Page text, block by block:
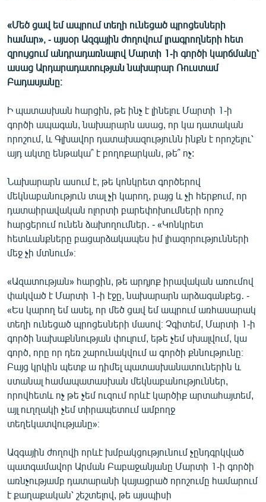
ՏԵՍԱՆՅՈՒԹԵՐ
ԲԱՆԱՎԵՃ
ՁԳՏԵԼՈՎ ԼԱՎԱԳՈՒՅՆԻՆ
ՓՈԴՔԱՍԹ
Հայերեն
English
ՀԵՏԵՎԵՔ ՄԵԶ
«Ազատության» բոլոր կայքերը
«Մեծ ցավ եմ ապրում տեղի ունեցած պրոցեսների
համար», - այսօր Ազգային ժողովում լրագրողների հետ
զրույցում անդրադառնալով Մարտի 1-ի գործի կարճմանը՝
ասաց Արդարադատության նախարար Ռուստամ
Բադասյանը։
Ի պատասխան հարցին, թե ինչ է լինելու Մարտի 1-ի
գործի ապագան, նախարարն ասաց, որ կա դատական
որոշում, և Գլխավոր դատախազությունն ինքն է որոշելու՝
այդ ակտը ենթակա՞ է բողոքարկան, թե՞ ոչ:
Նախարարն ասում է, թե կոնկրետ գործերով
մեկնաբանություն տալ չի կարող, բայց և չի հերքում, որ
դատաիրավական ոլորտի բարեփոխումների որոշ
հարցերում ունեն ձախողումներ․ - «Կոնկրետ
հետևանքները բացարձակապես իմ լիազորությունների
մեջ չի մտնում»։
«Ազատության» հարցին, թե արդյոք իրավական առումով
փակված է Մարտի 1-ի էջը, նախարարն արձագանքեց․ -
«Ես կարող եմ ասել, որ մեծ ցավ եմ ապրում առհասարակ
տեղի ունեցած պրոցեսների մասով։ Չգիտեմ, Մարտի 1-ի
գործի նախաքննության փուլում, եթե չեմ սխալվում, կա
գործ, որը որ դեռ շարունակվում ա գործի քննությունը։
Բայց կրկին պետք ա դիմել պատասխանատուներին և
ստանալ համապատասխան մեկնաբանություններ,
որովհետև ոչ թե չեմ ուզում որևէ կարծիք արտահայտեմ,
այլ ուղղակի չեմ տիրապետում ամբողջ
տեղեկատվությանը»։
Ազգային ժողովի որևէ խմբակցությունում չընդգրկված
պատգամավոր Արման Բաբաջանյանը Մարտի 1-ի գործի
առնչությամբ դատարանի կայացրած որոշումը համարում
է քաղաքական՝ շեշտելով, թե այսպիսի